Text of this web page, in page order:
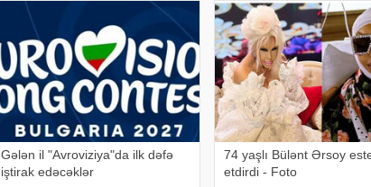
Gələn il "Avroviziya"da ilk dəfə
iştirak edəcəklər
74 yaşlı Bülənt Ərsoy
etdirdi - Foto